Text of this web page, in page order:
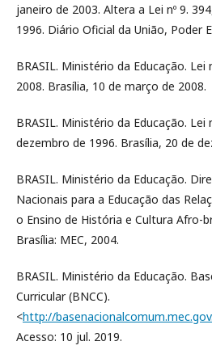
janeiro de 2003. Altera a Lei nº 9.
1996. Diário Oficial da União, Poder
BRASIL. Ministério da Educação. Lei
2008. Brasília, 10 de março de 2008.
BRASIL. Ministério da Educação. Lei
dezembro de 1996. Brasília, 20 de
BRASIL. Ministério da Educação.
Nacionais para a Educação das
o Ensino de História e Cultura Afro-
Brasília: MEC, 2004.
BRASIL. Ministério da Educação.
Curricular (BNCC).
<http://
Acesso: 10 jul. 2019.